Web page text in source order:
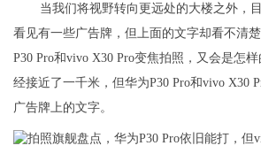
当我们将视野转向更远处的大楼之外，
看见有一些广告牌，但上面的文字却看不清
P30 Pro和vivo X30 Pro变焦拍照，又会是怎
经接近了一千米，但华为P30 Pro和vivo X30
广告牌上的文字。